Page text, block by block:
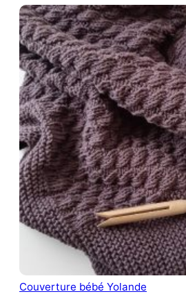
Couverture bébé Yolande